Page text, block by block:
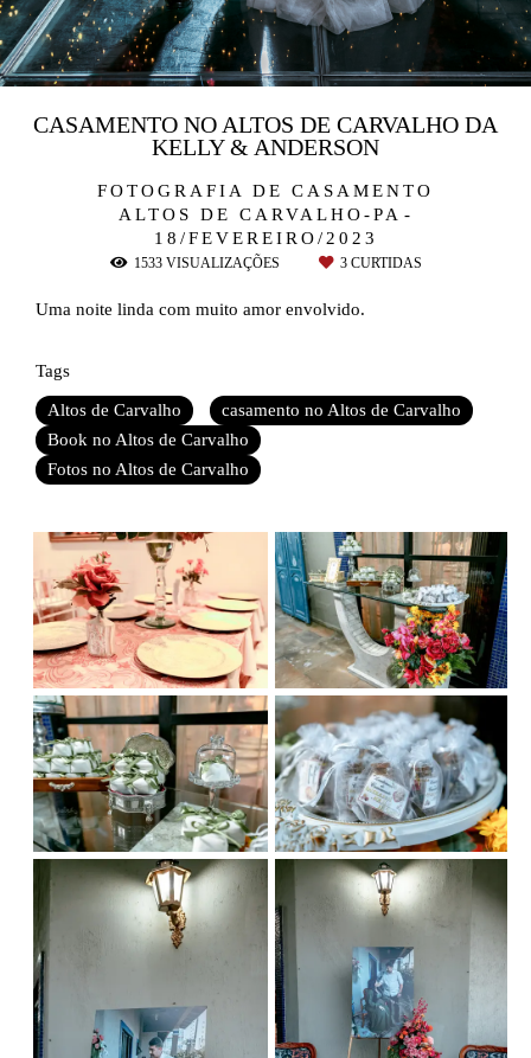
FOTOGRAFIA DE CASAMENTO
ALTOS DE CARVALHO-PA
18/FEVEREIRO/2023
CASAMENTO NO ALTOS DE CARVALHO DA
KELLY & ANDERSON
1533VISUALIZAÇÕES 3CURTIDAS
Uma noite linda com muito amor envolvido.
Tags
Altos de Carvalho
casamento no Altos de Carvalho
Book no Altos de Carvalho
Fotos no Altos de Carvalho